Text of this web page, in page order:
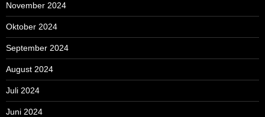
November 2024
Oktober 2024
September 2024
August 2024
Juli 2024
Juni 2024